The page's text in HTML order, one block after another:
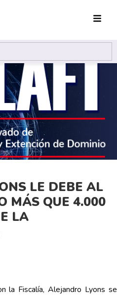
LE DEBE AL
MÁS QUE 4.000
LA
la Fiscalía, Alejandro Lyons se